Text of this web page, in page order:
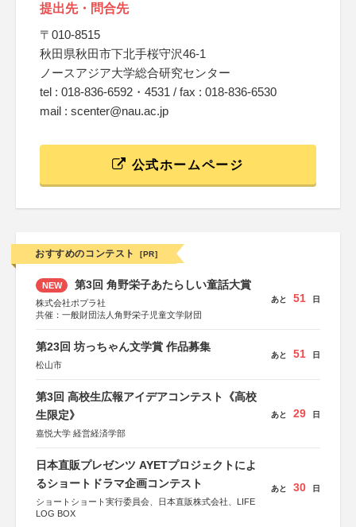
提出先・問合先
〒010-8515
秋田県秋田市下北手桜守沢46-1
ノースアジア大学総合研究センター
tel : 018-836-6592・4531 / fax : 018-836-6530
mail : scenter@nau.ac.jp
公式ホームページ
おすすめのコンテスト [PR]
NEW 第3回 角野栄子あたらしい童話大賞
株式会社ポプラ社
共催：一般財団法人角野栄子児童文学財団
あと 51 日
第23回 坊っちゃん文学賞 作品募集
松山市
あと 51 日
第3回 高校生広報アイデアコンテスト《高校
生限定》
嘉悦大学 経営経済学部
あと 29 日
日本直販プレゼンツ AYETプロジェクトによ
るショートドラマ企画コンテスト
ショートショート実行委員会、日本直販株式会社、LIFE
LOG BOX
あと 30 日